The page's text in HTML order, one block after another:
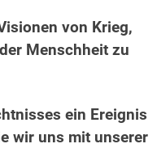
von Krieg,
Menschheit zu
ein Ereignis
wir uns mit unserer